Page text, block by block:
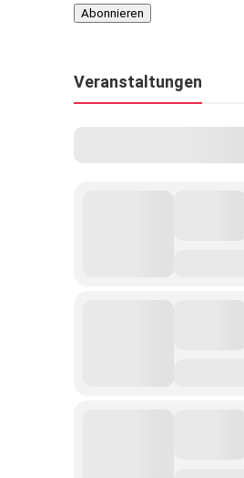
Veranstaltungen